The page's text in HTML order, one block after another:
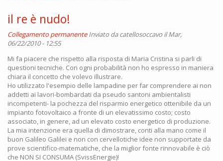
il re è nudo!
Collegamento permanente Inviato dacatellosoccavo il Mar,
06/22/2010 - 12:55
Mi fa piacere che rispetto alla risposta di Maria Cristina si parli di
questioni tecniche. Con ogni probabilità non ho espresso in maniera
chiara il concetto che volevo illustrare.
Ho utilizzato l'esempio delle lampadine per far comprendere ai non
addetti ai lavori-bombardati da pseudo santoni ambientalisti
incompetenti- la pochezza del risparmio energetico ottenibile da un
impianto fotovoltaico a fronte di un elevatissimo costo; costo
associato, in genere, ad un elevato costo energetico di produzione.
La mia intenzione era quella di dimostrare, conti alla mano come il
buon Galileo Galilei e non con cervellotiche idee non supportate da
prove scientifico-matematiche, che la miglior fonte rinnovabile è ciò
che NON SI CONSUMA (SvissEnergie)!